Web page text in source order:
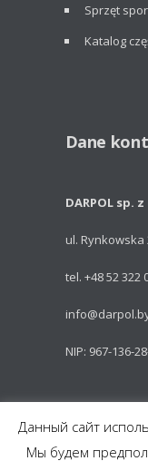
Sprzęt
Katalog
Dane
DARPOL sp.
ul. Rynkowska
tel. +48 52 322
NIP: 967-136-
Części do pojazdów
Данный сайт
Мы будем